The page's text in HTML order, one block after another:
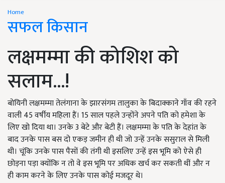
Home
सफल किसान
लक्षमम्मा की कोशिश को
सलाम...!
बोयिनी लक्षमम्मा तेलंगाना के झारसंगम तालुका के बिदाक्काने गाँव की रहने
वाली 45 वर्षीय महिला हैं। 15 साल पहले उन्होंने अपने पति को हमेशा के
लिए खो दिया था। उनके 3 बेटे और बेटी हैं। लक्षमम्मा के पति के देहांत के
बाद उनके पास बस दो एकड़ जमीन ही थी जो उन्हें उनके ससुराल से मिली
थी। चूंकि उनके पास पैसों की तंगी थी इसलिए उन्हें इस भूमि को ऐसे ही
छोड़ना पड़ा क्योंकि न तो वे इस भूमि पर अधिक खर्च कर सकती थीं और न
ही काम करने के लिए उनके पास कोई मजदूर थे।